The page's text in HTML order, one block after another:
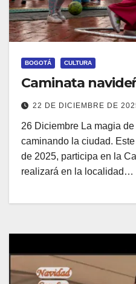
BOGOTÁ CULTURA
Caminata
22 DE DICIEMBRE DE
26 Diciembre La magia
caminando la ciudad.
de 2025, participa en la
realizará en la localidad…